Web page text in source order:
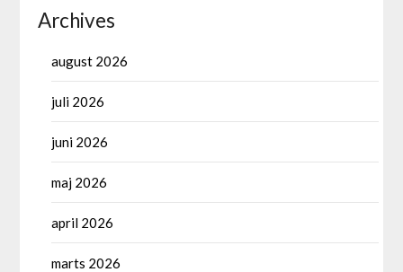
Archives
august 2026
juli 2026
juni 2026
maj 2026
april 2026
marts 2026